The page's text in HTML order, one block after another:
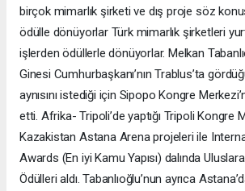
birçok mimarlık şirketi ve dış proje söz
ödülle dönüyorlar Türk mimarlık şirketleri
işlerden ödüllerle dönüyorlar. Melkan
Ginesi Cumhurbaşkanı’nın Trablus’ta
aynısını istediği için Sipopo Kongre
etti. Afrika- Tripoli’de yaptığı Tripoli Kongre
Kazakistan Astana Arena projeleri ile
Awards (En iyi Kamu Yapısı) dalında
Ödülleri aldı. Tabanlıoğlu’nun ayrıca